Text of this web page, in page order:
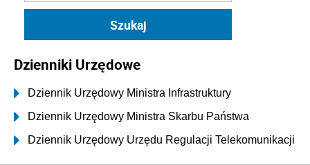
Dzienniki Urzędowe
Dziennik Urzędowy Ministra Infrastruktury
Dziennik Urzędowy Ministra Skarbu Państwa
Dziennik Urzędowy Urzędu Regulacji Telekomunikacji